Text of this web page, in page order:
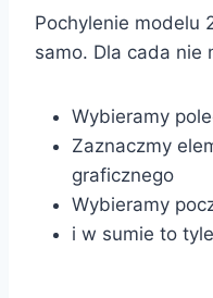
Pochylenie modelu
samo. Dla cada nie
Wybieramy
Zaznaczmy
graficznego
Wybieramy
i w sumie to tyle